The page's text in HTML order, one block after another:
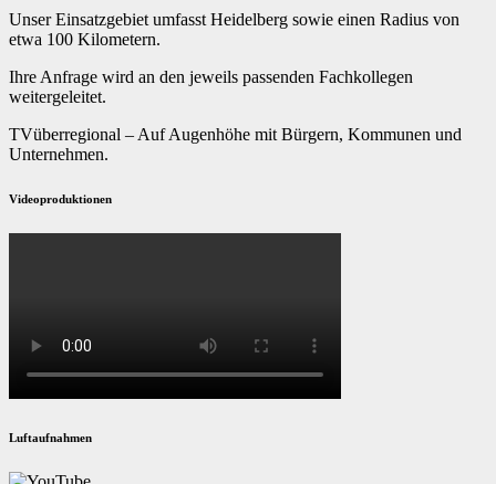
Unser Einsatzgebiet umfasst Heidelberg sowie einen Radius von
etwa 100 Kilometern.
Ihre Anfrage wird an den jeweils passenden Fachkollegen
weitergeleitet.
TVüberregional – Auf Augenhöhe mit Bürgern, Kommunen und
Unternehmen.
Videoproduktionen
Luftaufnahmen